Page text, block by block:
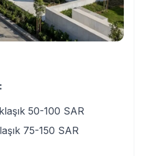
50-100 SAR
75-150 SAR